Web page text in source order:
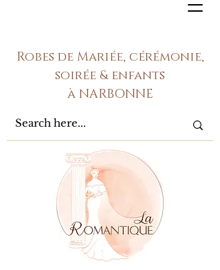
Robes de Mariée, cérémonie,
soirée & enfants
à NARBONNE